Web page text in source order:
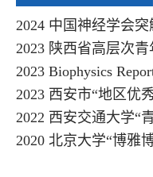
2024 中国神经学会
2023 陕西省高层次青
2023 Biophysics
2023 西安市“地区优
2022 西安交通大学“
2020 北京大学“博雅